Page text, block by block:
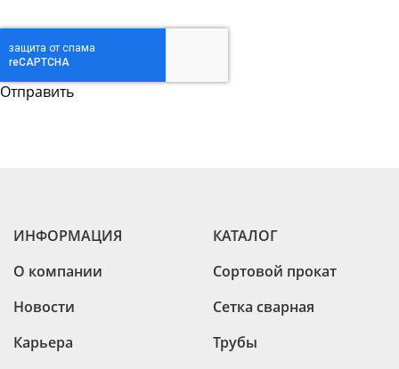
ИНФОРМАЦИЯ
О компании
Новости
Карьера
КАТАЛОГ
Сортовой прокат
Сетка сварная
Трубы